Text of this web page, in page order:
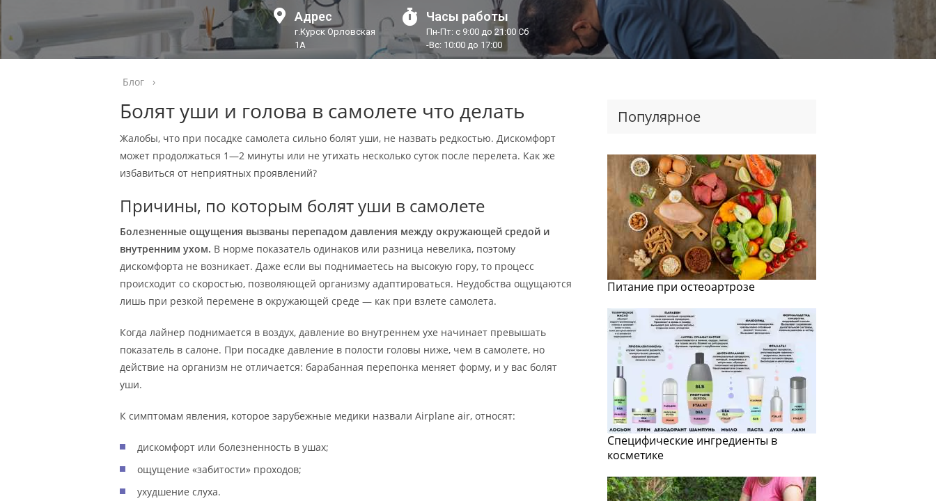
Адрес
г.Курск Орловская
1А
Часы работы
Пн-Пт: с 9:00 до 21:00 Сб
-Вс: 10:00 до 17:00
Блог ›
Болят уши и голова в самолете что делать
Жалобы, что при посадке самолета сильно болят уши, не назвать редкостью. Дискомфорт
может продолжаться 1—2 минуты или не утихать несколько суток после перелета. Как же
избавиться от неприятных проявлений?
Причины, по которым болят уши в самолете
Болезненные ощущения вызваны перепадом давления между окружающей средой и
внутренним ухом. В норме показатель одинаков или разница невелика, поэтому
дискомфорта не возникает. Даже если вы поднимаетесь на высокую гору, то процесс
происходит со скоростью, позволяющей организму адаптироваться. Неудобства ощущаются
лишь при резкой перемене в окружающей среде — как при взлете самолета.
Когда лайнер поднимается в воздух, давление во внутреннем ухе начинает превышать
показатель в салоне. При посадке давление в полости головы ниже, чем в самолете, но
действие на организм не отличается: барабанная перепонка меняет форму, и у вас болят
уши.
К симптомам явления, которое зарубежные медики назвали Airplane air, относят:
дискомфорт или болезненность в ушах;
ощущение «забитости» проходов;
ухудшение слуха.
Популярное
Питание при остеоартрозе
Специфические ингредиенты в
косметике